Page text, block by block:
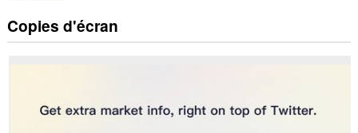
Cette
extension
Copies d'écran